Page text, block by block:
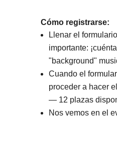
Cómo registrarse:
Llenar el
importante:
"background"
Cuando el
proceder a hacer
— 12 plazas
Nos vemos en el